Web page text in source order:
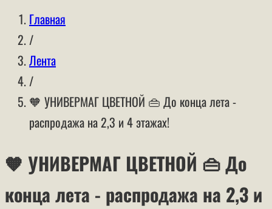
Главная
/
Лента
/
🧡 УНИВЕРМАГ ЦВЕТНОЙ 👜 До конца лета -
распродажа на 2,3 и 4 этажах!
🧡 УНИВЕРМАГ ЦВЕТНОЙ 👜 До
конца лета - распродажа на 2,3 и